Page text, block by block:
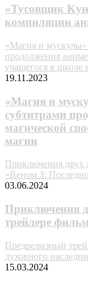
«Tycoвщик
компиляции
«Магия и
продолжения аниме
учащегося в школе
19.11.2023
«Магия и
субтитрами
магической
магии
Приключения двух
«Веном 3:
03.06.2024
Приключения
трейлере
Предрелизный
духовного
15.03.2024